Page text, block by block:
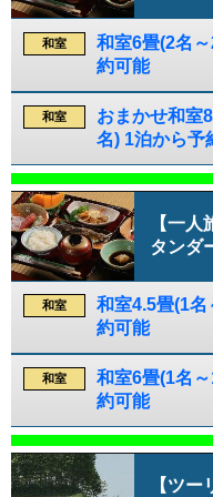
和室
和室6畳(2名
約可能
和室
おまかせ和室
名) 1泊から予
【一
タンダ
和室
和室4.5畳(1名
約可能
和室
和室6畳(1名
約可能
【ツ